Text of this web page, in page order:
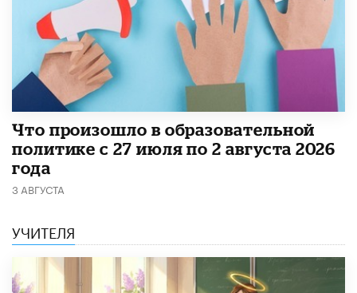
​Что произошло в образовательной
политике с 27 июля по 2 августа 2026
года
3 АВГУСТА
УЧИТЕЛЯ